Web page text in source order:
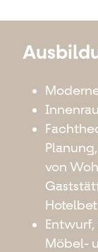
von
Möbel-